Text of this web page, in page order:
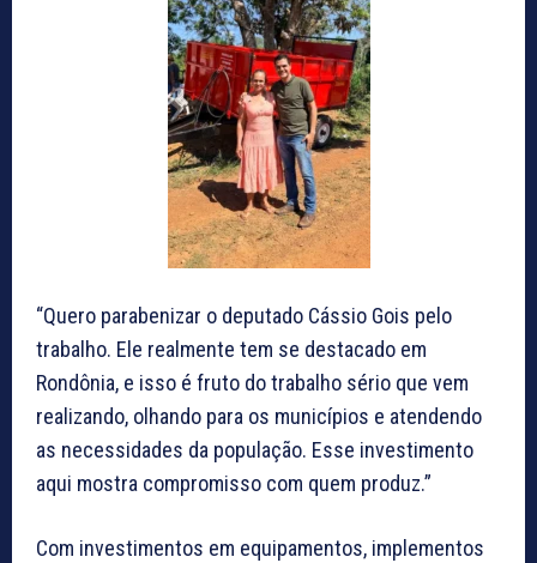
“Quero parabenizar o deputado Cássio Gois pelo
trabalho. Ele realmente tem se destacado em
Rondônia, e isso é fruto do trabalho sério que vem
realizando, olhando para os municípios e atendendo
as necessidades da população. Esse investimento
aqui mostra compromisso com quem produz.”
Com investimentos em equipamentos, implementos